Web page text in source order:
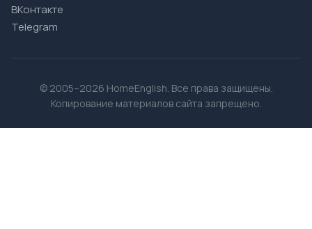
ВКонтакте
Telegram
© 2005–2026 HomeEnglish. Все права защищены.
Копирование материалов сайта запрещено.